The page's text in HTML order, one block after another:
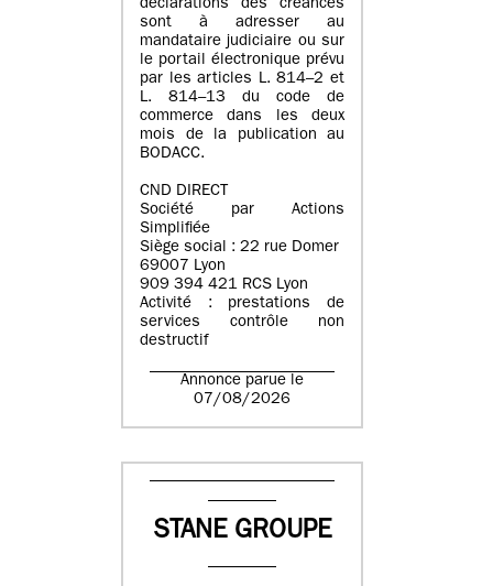
déclarations des créances
sont à adresser au
mandataire judiciaire ou sur
le portail électronique prévu
par les articles L. 814–2 et
L. 814–13 du code de
commerce dans les deux
mois de la publication au
BODACC.
CND DIRECT
Société par Actions
Simplifiée
Siège social : 22 rue Domer
69007 Lyon
909 394 421 RCS Lyon
Activité : prestations de
services contrôle non
destructif
Annonce parue le
07/08/2026
STANE GROUPE